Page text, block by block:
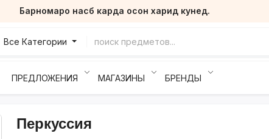
Барномаро насб карда осон харид кунед.
Все Категории
ПРЕДЛОЖЕНИЯ МАГАЗИНЫ БРЕНДЫ
Перкуссия